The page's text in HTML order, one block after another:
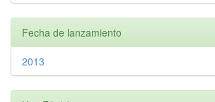
Fecha de lanzamiento
2013